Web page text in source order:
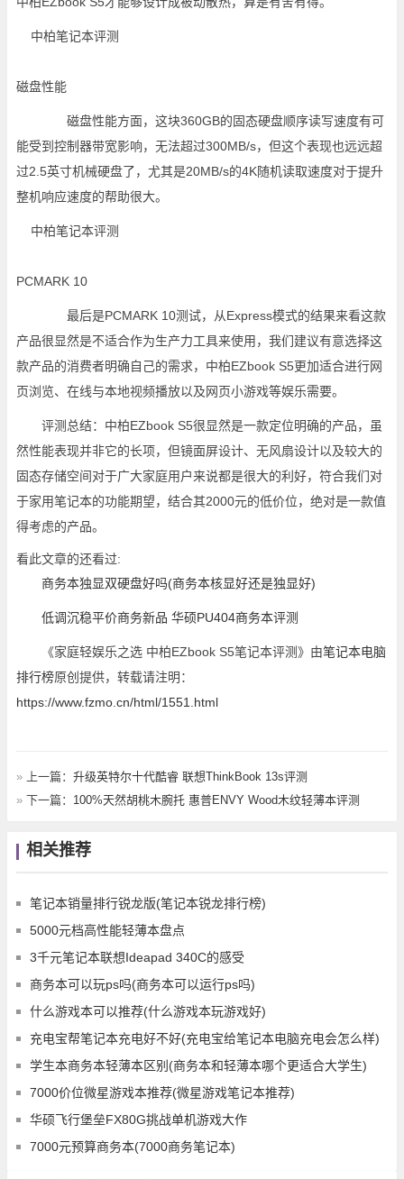
磁盘性能
磁盘性能方面，这块360GB的固态硬盘顺序读写速度有可
能受到控制器带宽影响，无法超过300MB/s，但这个表现也远远超
过2.5英寸机械硬盘了，尤其是20MB/s的4K随机读取速度对于提升
整机响应速度的帮助很大。
PCMARK 10
最后是PCMARK 10测试，从Express模式的结果来看这款
产品很显然是不适合作为生产力工具来使用，我们建议有意选择这
款产品的消费者明确自己的需求，中柏EZbook S5更加适合进行网
页浏览、在线与本地视频播放以及网页小游戏等娱乐需要。
评测总结：中柏EZbook S5很显然是一款定位明确的产品，虽
然性能表现并非它的长项，但镜面屏设计、无风扇设计以及较大的
固态存储空间对于广大家庭用户来说都是很大的利好，符合我们对
于家用笔记本的功能期望，结合其2000元的低价位，绝对是一款值
得考虑的产品。
看此文章的还看过:
商务本独显双硬盘好吗(商务本核显好还是独显好)
低调沉稳平价商务新品 华硕PU404商务本评测
《家庭轻娱乐之选 中柏EZbook S5笔记本评测》由笔记本电脑
排行榜原创提供，转载请注明：
https://www.fzmo.cn/html/1551.html
» 上一篇： 升级英特尔十代酷睿 联想ThinkBook 13s评测
» 下一篇： 100%天然胡桃木腕托 惠普ENVY Wood木纹轻薄本评测
相关推荐
笔记本销量排行锐龙版(笔记本锐龙排行榜)
5000元档高性能轻薄本盘点
3千元笔记本联想Ideapad 340C的感受
商务本可以玩ps吗(商务本可以运行ps吗)
什么游戏本可以推荐(什么游戏本玩游戏好)
充电宝帮笔记本充电好不好(充电宝给笔记本电脑充电会怎么样)
学生本商务本轻薄本区别(商务本和轻薄本哪个更适合大学生)
7000价位微星游戏本推荐(微星游戏笔记本推荐)
华硕飞行堡垒FX80G挑战单机游戏大作
7000元预算商务本(7000商务笔记本)